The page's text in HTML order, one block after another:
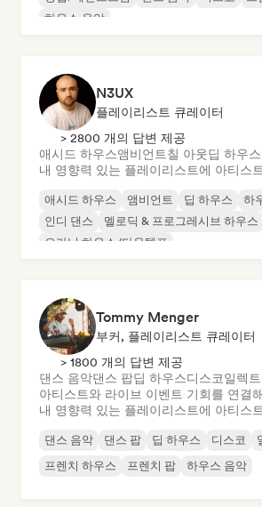
하우스 음악
N3UX
플레이리스트 큐레이터
> 2800 개의 답변 제공
애시드 하우스앰비언트칠 아웃딥 하우스
내 영향력 있는 플레이리스트에 아티스
애시드 하우스 앰비언트 딥 하우스
하
인디 댄스
멜로딕 & 프로그레시브 하우스
오가닉 하우스/다운템포
Tommy Menger
부커, 플레이리스트 큐레이터
> 1800 개의 답변 제공
댄스 음악댄스 팝딥 하우스디스코일렉
아티스트와 라이브 이벤트 기회를 연결
내 영향력 있는 플레이리스트에 아티스
댄스 음악 댄스 팝 딥 하우스 디스코
프렌치 하우스
프렌치 팝 하우스 음악